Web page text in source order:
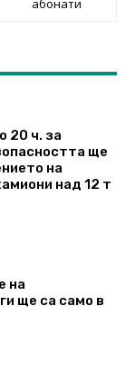
абонати
20 ч. за
ще
на
над 12 т
на
ще са само в